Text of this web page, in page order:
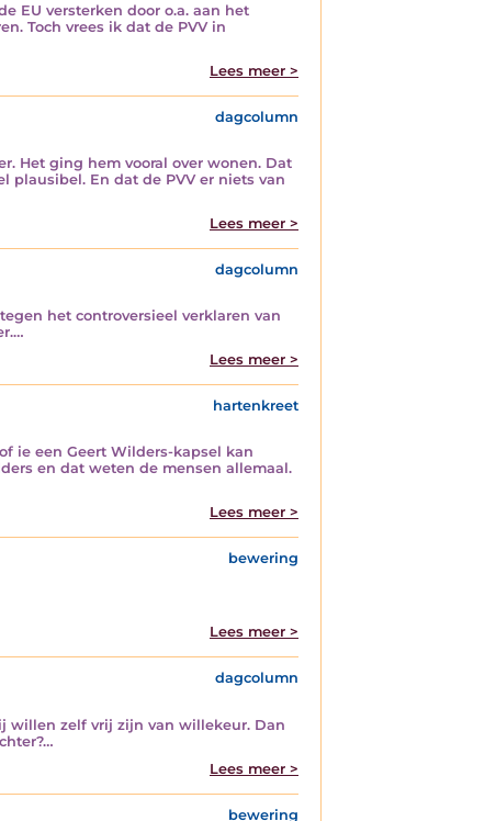
EU versterken door o.a. aan het
Toch vrees ik dat de PVV in
Lees meer >
dagcolumn
Het ging hem vooral over wonen. Dat
En dat de PVV er niets van
Lees meer >
dagcolumn
het controversieel verklaren van
Lees meer >
hartenkreet
ie een Geert Wilders-kapsel kan
en dat weten de mensen allemaal.
Lees meer >
bewering
Lees meer >
dagcolumn
willen zelf vrij zijn van willekeur. Dan
Lees meer >
bewering